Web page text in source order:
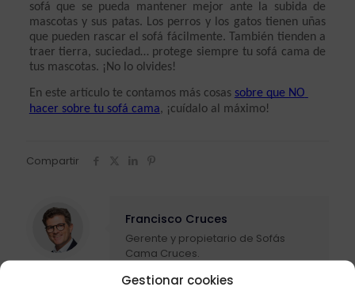
Gestionar cookies
sofá que se pueda mantener mejor ante la subida de
mascotas y sus patas. Los perros y los gatos tienen uñas
que pueden rascar el sofá fácilmente. También tienden a
traer tierra, suciedad… protege siempre tu sofá cama de
tus mascotas. ¡No lo olvides!
En este artículo te contamos más cosas sobre que NO
hacer sobre tu sofá cama, ¡cuídalo al máximo!
Compartir
Francisco Cruces
Gerente y propietario de Sofás
Cama Cruces.